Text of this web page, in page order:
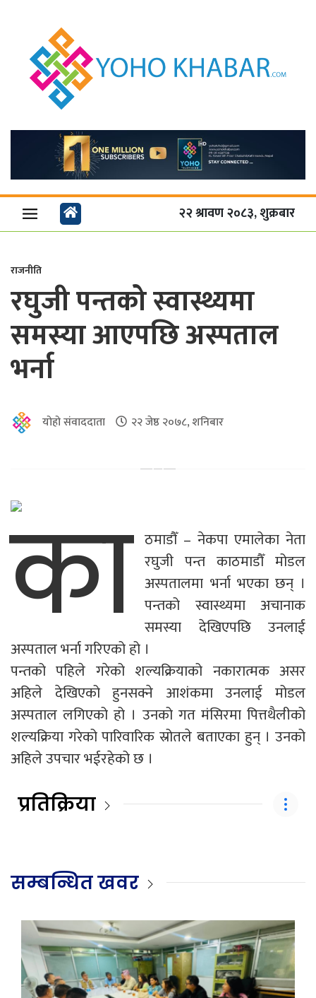
२२ श्रावण २०८३, शुक्रबार
राजनीति
रघुजी पन्तको स्वास्थ्यमा
समस्या आएपछि अस्पताल
भर्ना
योहो संवाददाता २२ जेष्ठ २०७८, शनिबार
का ठमाडौँ – नेकपा एमालेका नेता
रघुजी पन्त काठमाडौँ मोडल
अस्पतालमा भर्ना भएका छन् ।
पन्तको स्वास्थ्यमा अचानाक
समस्या देखिएपछि उनलाई
अस्पताल भर्ना गरिएको हो ।
पन्तको पहिले गरेको शल्यक्रियाको नकारात्मक असर
अहिले देखिएको हुनसक्ने आशंकमा उनलाई मोडल
अस्पताल लगिएको हो । उनको गत मंसिरमा पित्तथैलीको
शल्यक्रिया गरेको पारिवारिक स्रोतले बताएका हुन् । उनको
अहिले उपचार भईरहेको छ ।
प्रतिक्रिया
सम्बन्धित खवर